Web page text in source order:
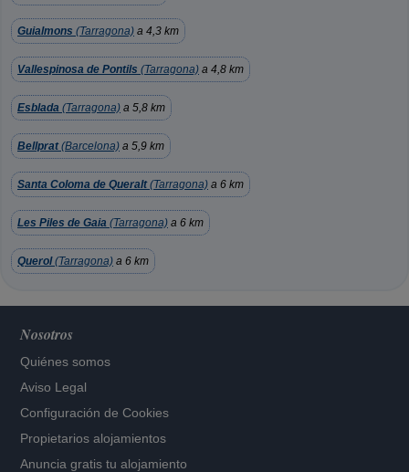
Guialmons (Tarragona) a 4,3 km
Vallespinosa de Pontils (Tarragona) a 4,8 km
Esblada (Tarragona) a 5,8 km
Bellprat(Barcelona) a 5,9 km
Santa Coloma de Queralt(Tarragona) a 6 km
Les Piles de Gaia (Tarragona) a 6 km
Querol(Tarragona) a 6 km
Nosotros
Quiénes somos
Aviso Legal
Configuración de Cookies
Propietarios alojamientos
Anuncia gratis tu alojamiento